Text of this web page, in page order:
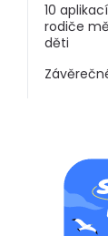
10
rodiče
děti